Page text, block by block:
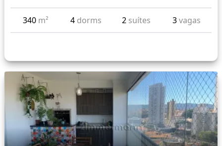
340 m² 4 dorms 2 suítes 3vagas